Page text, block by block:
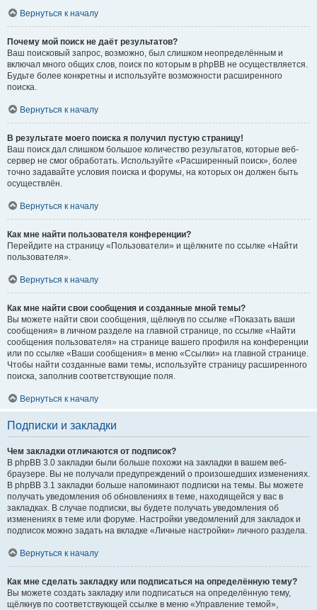
Вернуться к началу
Почему мой поиск не даёт результатов?
Ваш поисковый запрос, возможно, был слишком неопределённым и
включал много общих слов, поиск по которым в phpBB не осуществляется.
Будьте более конкретны и используйте возможности расширенного
поиска.
Вернуться к началу
В результате моего поиска я получил пустую страницу!
Ваш поиск дал слишком большое количество результатов, которые веб-
сервер не смог обработать. Используйте «Расширенный поиск», более
точно задавайте условия поиска и форумы, на которых он должен быть
осуществлён.
Вернуться к началу
Как мне найти пользователя конференции?
Перейдите на страницу «Пользователи» и щёлкните по ссылке «Найти
пользователя».
Вернуться к началу
Как мне найти свои сообщения и созданные мной темы?
Вы можете найти свои сообщения, щёлкнув по ссылке «Показать ваши
сообщения» в личном разделе на главной странице, по ссылке «Найти
сообщения пользователя» на странице вашего профиля на конференции
или по ссылке «Ваши сообщения» в меню «Ссылки» на главной странице.
Чтобы найти созданные вами темы, используйте страницу расширенного
поиска, заполнив соответствующие поля.
Вернуться к началу
Подписки и закладки
Чем закладки отличаются от подписок?
В phpBB 3.0 закладки были больше похожи на закладки в вашем веб-
браузере. Вы не получали предупреждений о произошедших изменениях.
В phpBB 3.1 закладки больше напоминают подписки на темы. Вы можете
получать уведомления об обновлениях в теме, находящейся у вас в
закладках. В случае подписки, вы будете получать уведомления об
изменениях в теме или форуме. Настройки уведомлений для закладок и
подписок можно задать на вкладке «Личные настройки» личного раздела.
Вернуться к началу
Как мне сделать закладку или подписаться на определённую тему?
Вы можете создать закладку или подписаться на определённую тему,
щёлкнув по соответствующей ссылке в меню «Управление темой»,